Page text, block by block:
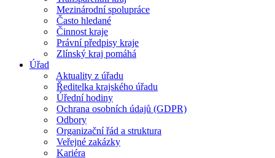
Mezinárodní spolupráce
Často hledané
Činnost kraje
Právní předpisy kraje
Zlínský kraj pomáhá
Úřad
Aktuality z úřadu
Ředitelka krajského úřadu
Úřední hodiny
Ochrana osobních údajů (GDPR)
Odbory
Organizační řád a struktura
Veřejné zakázky
Kariéra